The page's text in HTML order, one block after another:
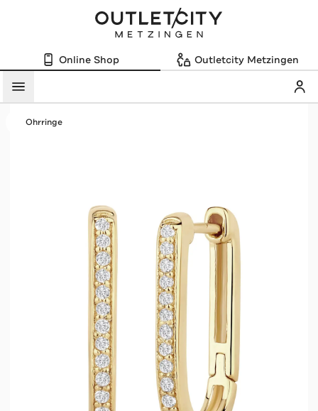
Online Shop Outletcity Metzingen
Menü
Ohrringe